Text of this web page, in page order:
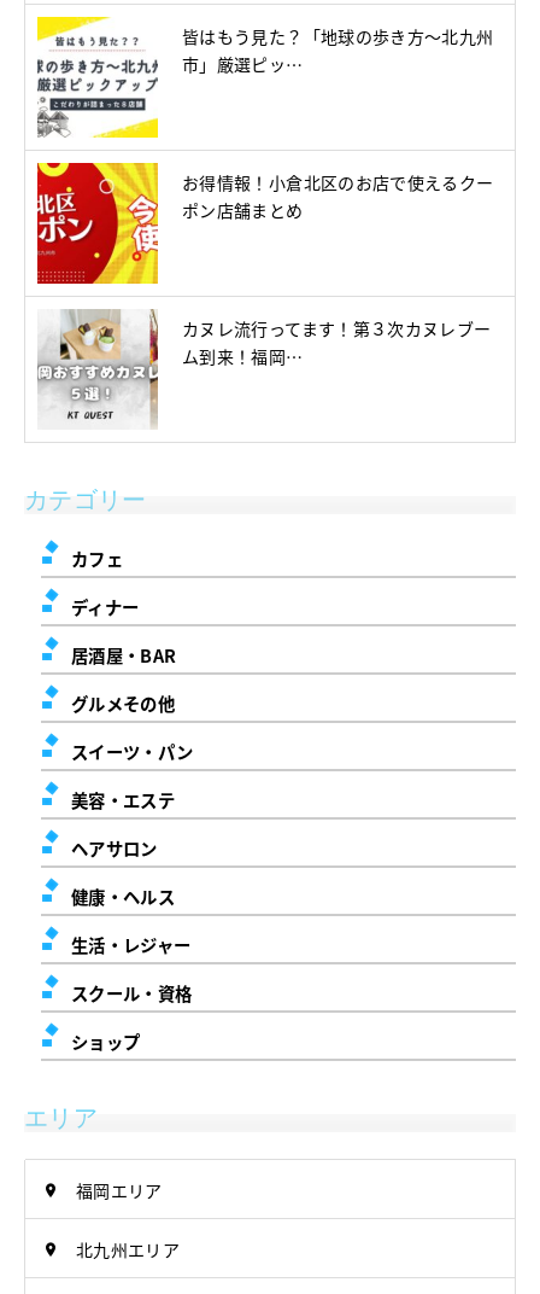
皆はもう見た？「地球の歩き方～北九州
市」厳選ピッ…
お得情報！小倉北区のお店で使えるクー
ポン店舗まとめ
カヌレ流行ってます！第３次カヌレブー
ム到来！福岡…
カテゴリー
カフェ
ディナー
居酒屋・BAR
グルメその他
スイーツ・パン
美容・エステ
ヘアサロン
健康・ヘルス
生活・レジャー
スクール・資格
ショップ
エリア
福岡エリア
北九州エリア